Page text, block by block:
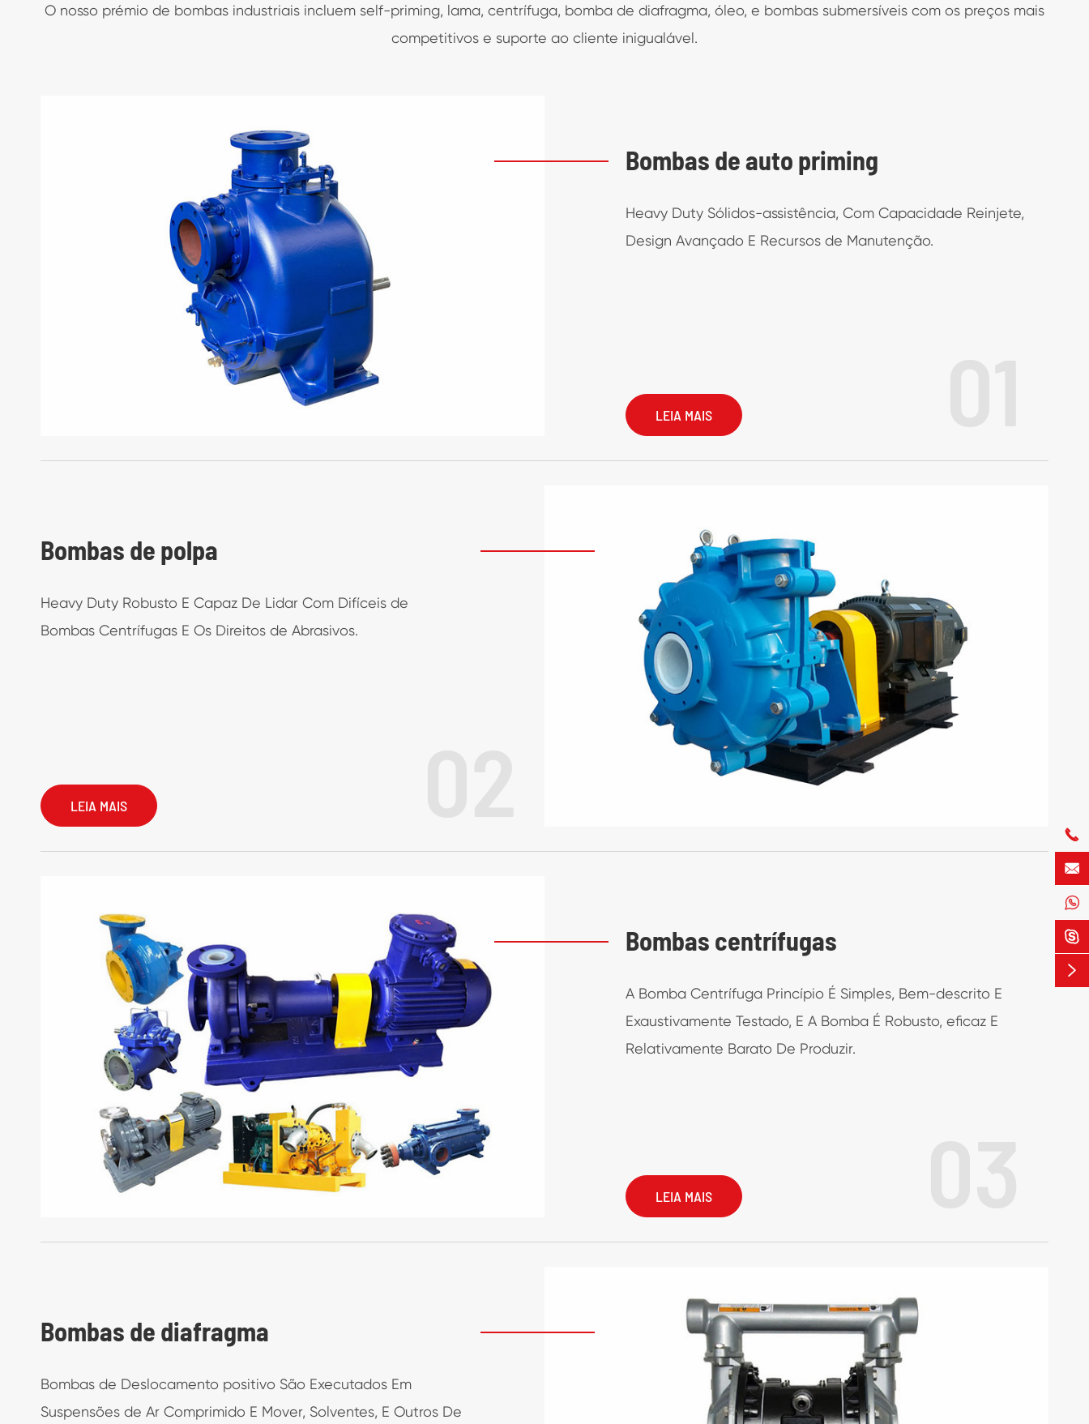
O nosso prémio de bombas industriais incluem self-priming, lama, centrífuga, bomba de diafragma, óleo, e bombas submersíveis com os preços mais
competitivos e suporte ao cliente inigualável.
China Auto priming Trash Manuseio de sólidos Bombas
Bombas de Motor de Lixo
Bombas de auto priming
Heavy Duty Sólidos-assistência, Com Capacidade Reinjete,
Design Avançado E Recursos de Manutenção.
LEIA MAIS
 Horizontal Bombas De Polpa Pesados Atacado
 Vertical Sump Bombas de Polpa
 Bombas de Areia draga
Bombas de polpa
Heavy Duty Robusto E Capaz De Lidar Com Difíceis de
Bombas Centrífugas E Os Direitos de Abrasivos.
LEIA MAIS
As Bombas De Sucção final
 Seco Bombas Principal
 Bombas químicas
 China Bombas Centrífugas de Estágio Único
Multiestágio Bombas Centrífugas
Bombas centrífugas
A Bomba Centrífuga Princípio É Simples, Bem-descrito E
Exaustivamente Testado, E A Bomba É Robusto, eficaz E
Relativamente Barato De Produzir.
LEIA MAIS
Bombas de ar de Diafragma Operadas
Bombas de diafragma
Bombas de Deslocamento positivo São Executados Em
Suspensões de Ar Comprimido E Mover, Solventes, E Outros De




